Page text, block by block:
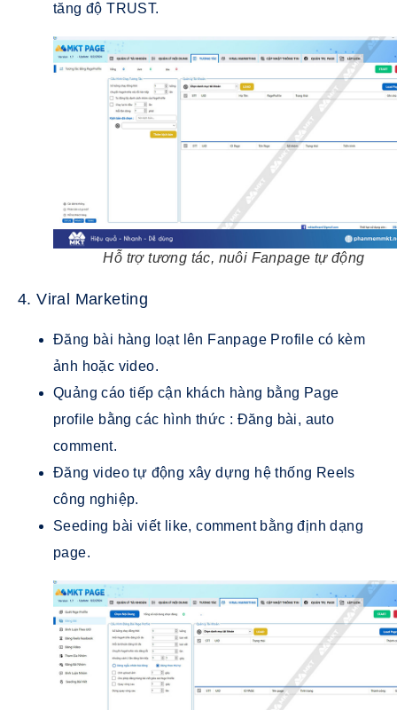
tăng độ TRUST.
Hỗ trợ tương tác, nuôi Fanpage tự động
4. Viral Marketing
Đăng bài hàng loạt lên Fanpage Profile có kèm
ảnh hoặc video.
Quảng cáo tiếp cận khách hàng bằng Page
profile bằng các hình thức : Đăng bài, auto
comment.
Đăng video tự động xây dựng hệ thống Reels
công nghiệp.
Seeding bài viết like, comment bằng định dạng
page.